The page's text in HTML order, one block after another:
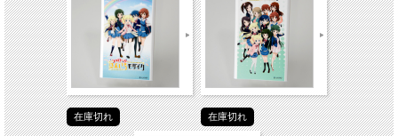
在庫切れ 在庫切れ